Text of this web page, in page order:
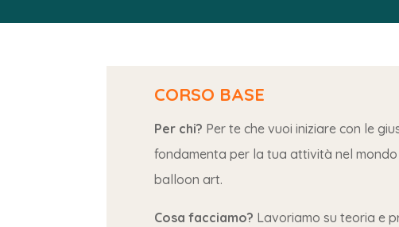
CORSO BASE
Per chi? Per te che vuoi iniziare con le
fondamenta per la tua attività nel
balloon art.
Cosa facciamo? Lavoriamo su teoria e